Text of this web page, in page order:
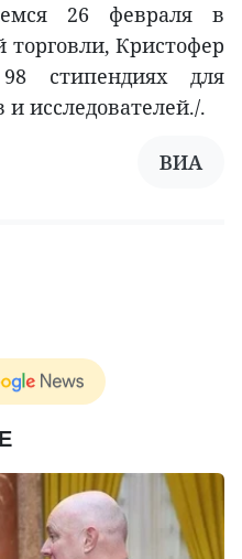
26 февраля в
Кристофер
стипендиях для
исследователей./.
ВИА